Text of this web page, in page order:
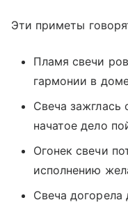
Эти приметы
Пламя свечи
гармонии в
Свеча зажглась
начатое дело
Огонек свечи
исполнению
Свеча догорела